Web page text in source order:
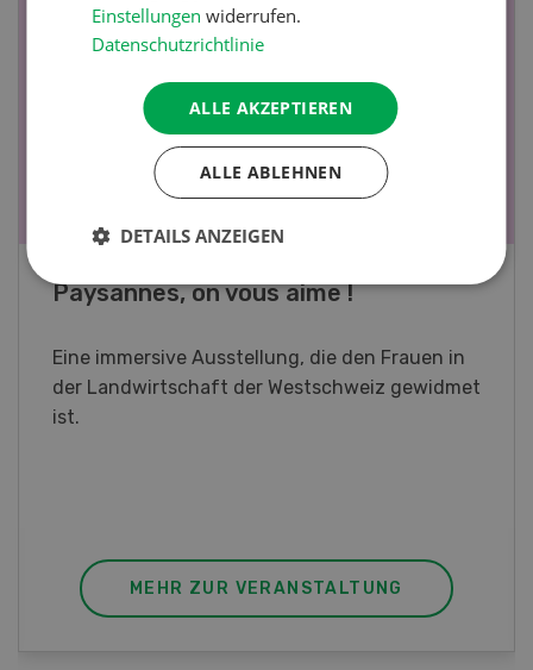
NOV
-
JAN
28
Fachkurs Aquakultur
Sind Sie in der Fischzucht tätig oder
interessieren Sie sich für das Thema? In
diesem Fall ist unser FBA-Weiterbildungskurs
MEHR ZUR VERANSTALTUNG
Einstellungen widerrufen.
Datenschutzrichtlinie
ALLE AKZEPTIEREN
ALLE ABLEHNEN
DETAILS ANZEIGEN